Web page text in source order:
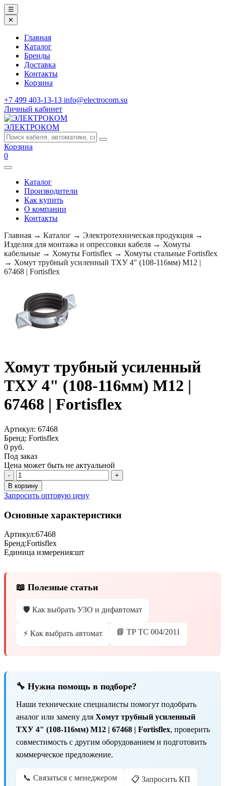
☰
✕
Главная
Каталог
Бренды
Доставка
Контакты
Корзина
+7 499 403-13-13 info@electrocom.su
Личный кабинет
ЭЛЕКТРОКОМ
Корзина
0
Каталог
Производители
Как купить
О компании
Контакты
Главная → Каталог → Электротехническая продукция →
Изделия для монтажа и опрессовки кабеля → Хомуты
кабельные → Хомуты Fortisflex → Хомуты стальные Fortisflex
→ Хомут трубный усиленный ТХУ 4" (108-116мм) M12 |
67468 | Fortisflex
Хомут трубный усиленный
ТХУ 4" (108-116мм) M12 |
67468 | Fortisflex
Артикул: 67468
Бренд: Fortisflex
0 руб.
Под заказ
Цена может быть не актуальной
-
+
В корзину
Запросить оптовую цену
Основные характеристики
Артикул:67468
Бренд:Fortisflex
Единица измерения:шт
📖 Полезные статьи
🛡️ Как выбрать УЗО и дифавтомат
⚡ Как выбрать автомат 📘 ТР ТС 004/2011
🔧 Нужна помощь в подборе?
Наши технические специалисты помогут подобрать
аналог или замену для Хомут трубный усиленный
ТХУ 4" (108-116мм) M12 | 67468 | Fortisflex, проверить
совместимость с другим оборудованием и подготовить
коммерческое предложение.
📞 Связаться с менеджером 📋 Запросить КП